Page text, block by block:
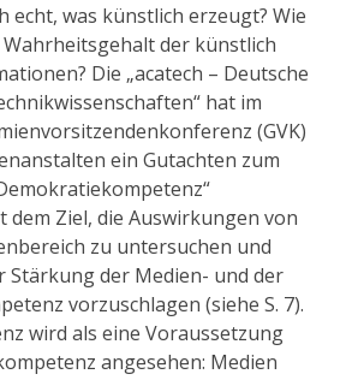
echt, was künstlich erzeugt? Wie
der künstlich
Die „acatech – Deutsche
hat im
(GVK)
ein Gutachten zum
Ziel, die Auswirkungen von
zu untersuchen und
Stärkung der Medien- und der
vorzuschlagen (siehe S. 7).
wird als eine Voraussetzung
angesehen: Medien